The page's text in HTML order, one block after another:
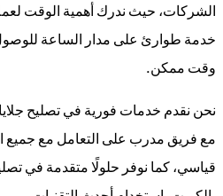
الشركات، حيث ندرك أهمية الوقت
خدمة طوارئ على مدار الساعة
وقت ممكن.
نحن نقدم خدمات فورية في تصليح
مع فريق مدرب على التعامل مع جميع
قياسي، كما نوفر حلولًا متقدمة في